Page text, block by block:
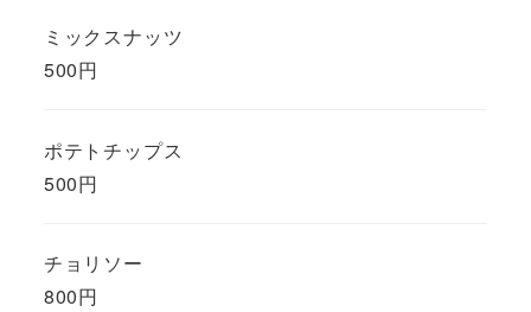
ミックスナッツ
500円
ポテトチップス
500円
チョリソー
800円